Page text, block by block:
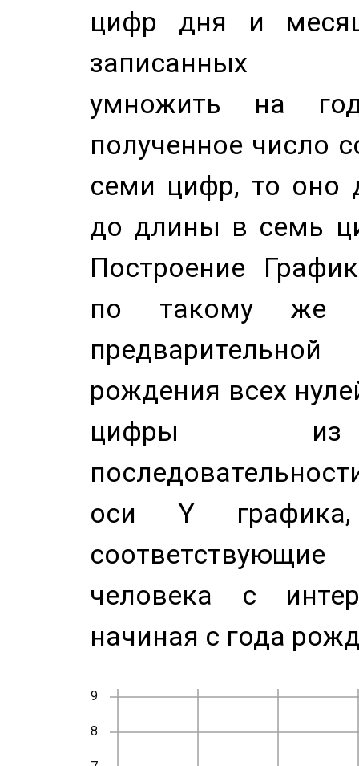
цифр дня и
записанных
умножить на
полученное число
семи цифр, то оно
до длины в семь
Построение
по такому же
рождения всех
цифры из
оси Y
человека с
начиная с года